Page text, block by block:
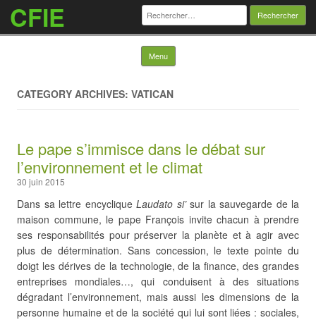
CFIE Rechercher :
Menu Skip to content
CATEGORY ARCHIVES: VATICAN
Le pape s’immisce dans le débat sur
l’environnement et le climat
30 juin 2015
Dans sa lettre encyclique Laudato si’ sur la sauvegarde de la
maison commune, le pape François invite chacun à prendre
ses responsabilités pour préserver la planète et à agir avec
plus de détermination. Sans concession, le texte pointe du
doigt les dérives de la technologie, de la finance, des grandes
entreprises mondiales…, qui conduisent à des situations
dégradant l’environnement, mais aussi les dimensions de la
personne humaine et de la société qui lui sont liées : sociales,